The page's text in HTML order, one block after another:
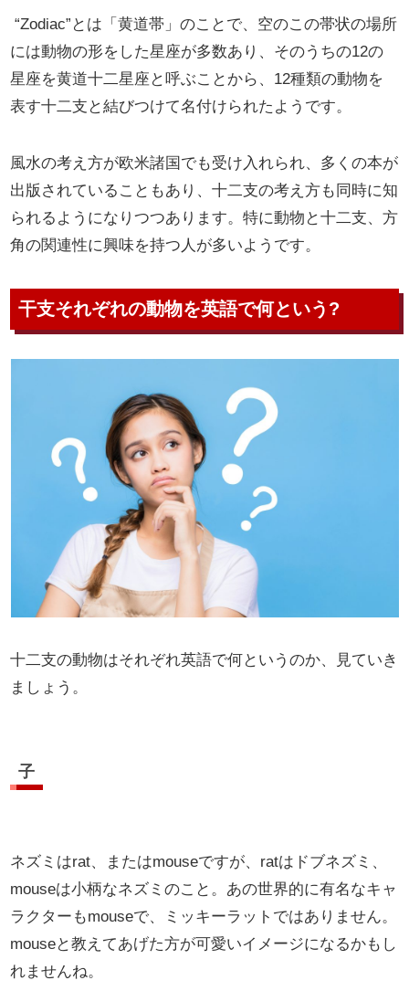
“Zodiac”とは「黄道帯」のことで、空のこの帯状の場所
には動物の形をした星座が多数あり、そのうちの12の
星座を黄道十二星座と呼ぶことから、12種類の動物を
表す十二支と結びつけて名付けられたようです。
風水の考え方が欧米諸国でも受け入れられ、多くの本が
出版されていることもあり、十二支の考え方も同時に知
られるようになりつつあります。特に動物と十二支、方
角の関連性に興味を持つ人が多いようです。
干支それぞれの動物を英語で何という?
十二支の動物はそれぞれ英語で何というのか、見ていき
ましょう。
子
ネズミはrat、またはmouseですが、ratはドブネズミ、
mouseは小柄なネズミのこと。あの世界的に有名なキャ
ラクターもmouseで、ミッキーラットではありません。
mouseと教えてあげた方が可愛いイメージになるかもし
れませんね。